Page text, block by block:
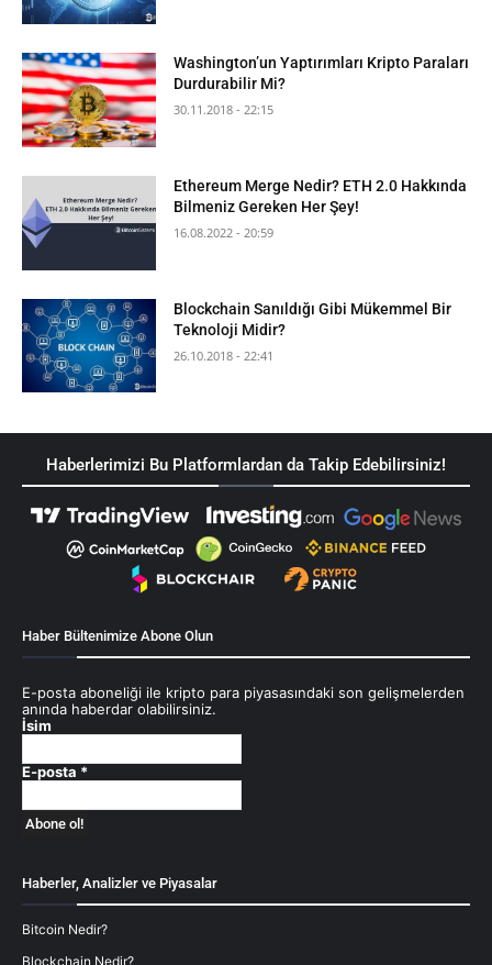
Washington’un Yaptırımları Kripto Paraları
Durdurabilir Mi?
30.11.2018 - 22:15
Ethereum Merge Nedir? ETH 2.0 Hakkında
Bilmeniz Gereken Her Şey!
16.08.2022 - 20:59
Blockchain Sanıldığı Gibi Mükemmel Bir
Teknoloji Midir?
26.10.2018 - 22:41
Haberlerimizi Bu Platformlardan da Takip Edebilirsiniz!
Haber Bültenimize Abone Olun
E-posta aboneliği ile kripto para piyasasındaki son gelişmelerden
anında haberdar olabilirsiniz.
İsim
E-posta *
Haberler, Analizler ve Piyasalar
Bitcoin Nedir?
Blockchain Nedir?